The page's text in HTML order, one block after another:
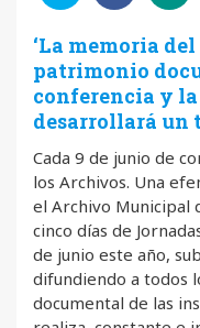
‘La memoria
patrimonio
conferencia y
desarrollará un
Cada 9 de junio de
los Archivos. Una
el Archivo Municipal
cinco días de
de junio este año,
difundiendo a todos
documental de las